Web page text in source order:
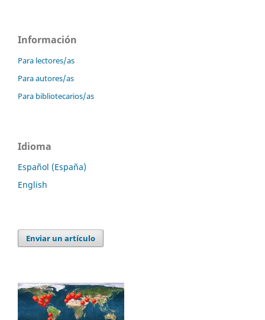
Información
Para lectores/as
Para autores/as
Para bibliotecarios/as
Idioma
Español (España)
English
Enviar un artículo